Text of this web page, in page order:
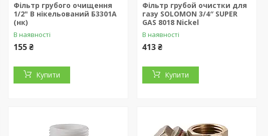
Фільтр грубого очищення
1/2" В нікельований Б3301А
(нк)
В наявності
155 ₴
Купити
Фільтр грубой очистки для
газу SOLOMON 3/4″ SUPER
GAS 8018 Nickel
В наявності
413 ₴
Купити